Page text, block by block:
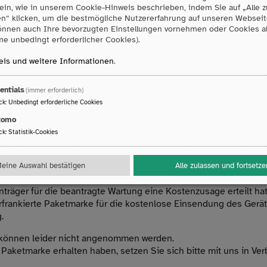
teilen uns bitte mit, welche Komponenten (Gerät,
erstellen für Sie einen Kostenvoranschlag und reichen
Beihilfestelle/Integrationsamt/sonstige
Bescheid, wenn Sie eine Wartung wahrnehmen möchten
z. B. Gerät mit Haltesystem, nur Gerät etc.). Wir erstellen
Kostenvoranschlag, den Sie bei Ihrem Kostenträger
bitte, sobald Sie die Bewilligung vorliegen haben.
Kostenzusage
für die beantragte Wartung eine Kostenzusage erteilt
Paketmarke für die kostenlose Einsendung des
leider nicht angenommen werden.
erhalten haben, setzen Sie sich bitte mit uns in
wie in unserem Cookie-Hinweis beschrieben, indem Sie auf „Alle
klicken, um die bestmögliche Nutzererfahrung auf unseren
auch Ihre bevorzugten Einstellungen vornehmen oder Cookies
unbedingt erforderlicher Cookies).
und weitere Informationen.
(immer erforderlich)
: Unbedingt erforderliche Cookies
: Statistik-Cookies
Auswahl bestätigen Alle zulassen und